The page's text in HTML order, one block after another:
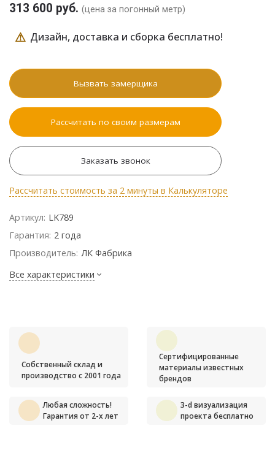
313 600 руб. (цена за погонный метр)
⚠ Дизайн, доставка и сборка бесплатно!
Вызвать замерщика
Рассчитать по своим размерам
Заказать звонок
Рассчитать стоимость за 2 минуты в Калькуляторе
Артикул: LK789
Гарантия: 2 года
Производитель: ЛК Фабрика
Все характеристики
Собственный склад и
производство с 2001 года
Сертифицированные
материалы известных
брендов
Любая сложность!
Гарантия от 2-х лет
3-d визуализация
проекта бесплатно